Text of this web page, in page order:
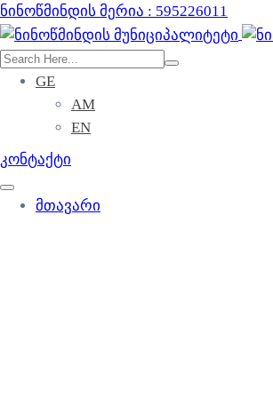
ნინოწმინდის მერია : 595226011
GE
AM
EN
კონტაქტი
მთავარი